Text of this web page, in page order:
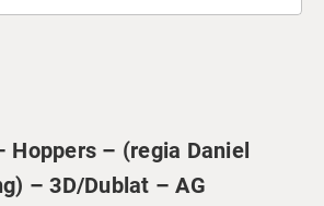
Hoppers – (regia Daniel
– 3D/Dublat – AG